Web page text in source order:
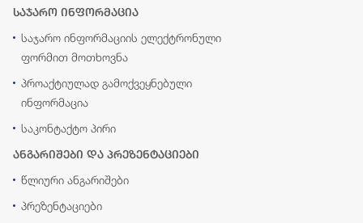
საჯარო ინფორმაცია
საჯარო ინფორმაციის ელექტრონული
ფორმით მოთხოვნა
პროაქტიულად გამოქვეყნებული
ინფორმაცია
საკონტაქტო პირი
ანგარიშები და პრეზენტაციები
წლიური ანგარიშები
პრეზენტაციები